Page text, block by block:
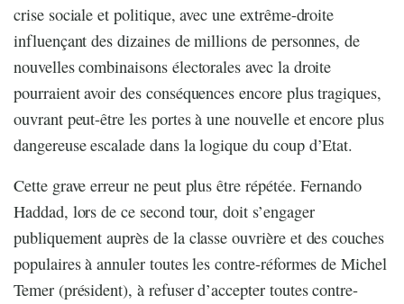
crise sociale et politique, avec une extrême-droite
influençant des dizaines de millions de personnes, de
nouvelles combinaisons électorales avec la droite
pourraient avoir des conséquences encore plus tragiques,
ouvrant peut-être les portes à une nouvelle et encore plus
dangereuse escalade dans la logique du coup d’Etat.
Cette grave erreur ne peut plus être répétée. Fernando
Haddad, lors de ce second tour, doit s’engager
publiquement auprès de la classe ouvrière et des couches
populaires à annuler toutes les contre-réformes de Michel
Temer (président), à refuser d’accepter toutes contre-